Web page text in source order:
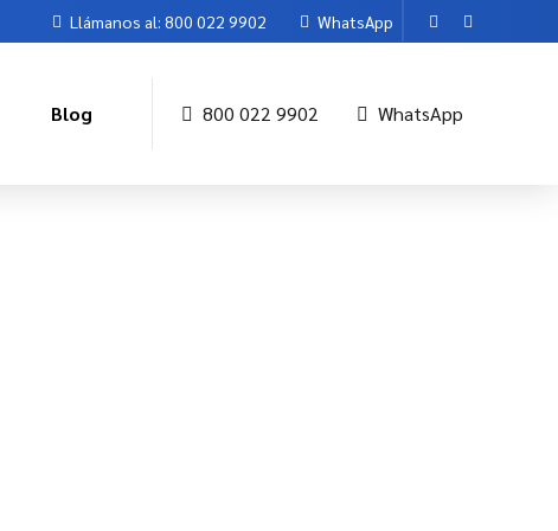
Llámanos al: 800 022 9902 WhatsApp
800 022 9902 WhatsApp
Blog